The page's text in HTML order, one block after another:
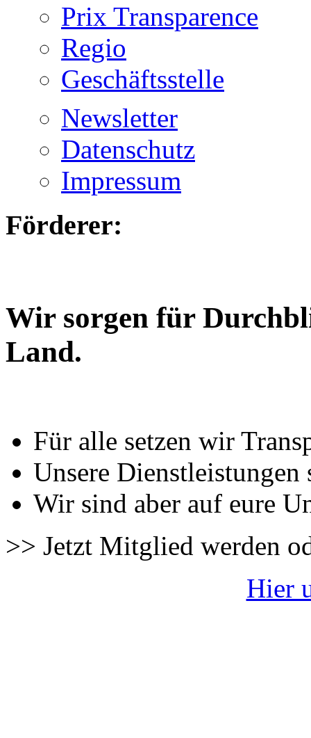
Prix Transparence
Regio
Geschäftsstelle
Newsletter
Datenschutz
Impressum
Förderer:
Wir sorgen für
Land.
Für alle setzen wir
Unsere Dienstleistungen
Wir sind aber auf eure
>> Jetzt Mitglied werden
Hier